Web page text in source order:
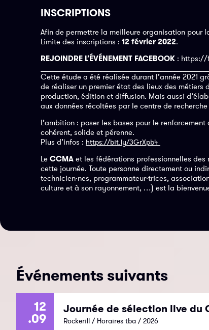
INSCRIPTIONS
Afin de permettre la meilleure organisation pour
Limite des inscriptions : 12 février 2022.
REJOINDRE L’ÉVÉNEMENT FACEBOOK : https://
Cette étude a été réalisée durant l’année 2021
de réaliser un premier état des lieux des
production, édition et diffusion. Mais aussi
aux données récoltées par le centre de recherche
L’ambition : poser les bases pour le
cohérent, solide et pérenne.
Plus d’infos : https://bit.ly/3GrXpb4
Le CCMA et les fédérations professionnelles
cette journée. Toute personne directement ou
technicien·nes, programmateur·trices,
culture et à son rayonnement, …) est la
Événements suivants
12
.09
Journée de sélection live du
Rockerill / Horaires tba / 2026